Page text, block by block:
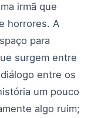
irmã que
horrores. A
para
surgem entre
entre os
um pouco
algo ruim;